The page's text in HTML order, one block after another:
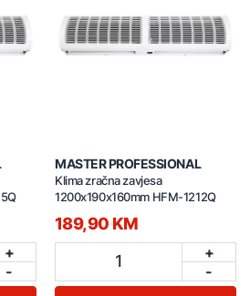
+
-
MASTER PROFESSIONAL
Klima zračna zavjesa
1200x190x160mm HFM-1212Q
189,90 KM
1
+
-